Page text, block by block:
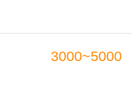
3000~5000